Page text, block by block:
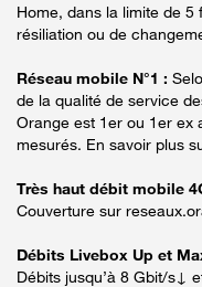
Home, dans la limite de
résiliation ou de
Réseau mobile N°1 :
de la qualité de service
Orange est 1er ou 1er
mesurés. En savoir plus
Très haut débit mobile
Couverture sur
Débits Livebox Up et
Débits jusqu’à 8 Gbit/s↓